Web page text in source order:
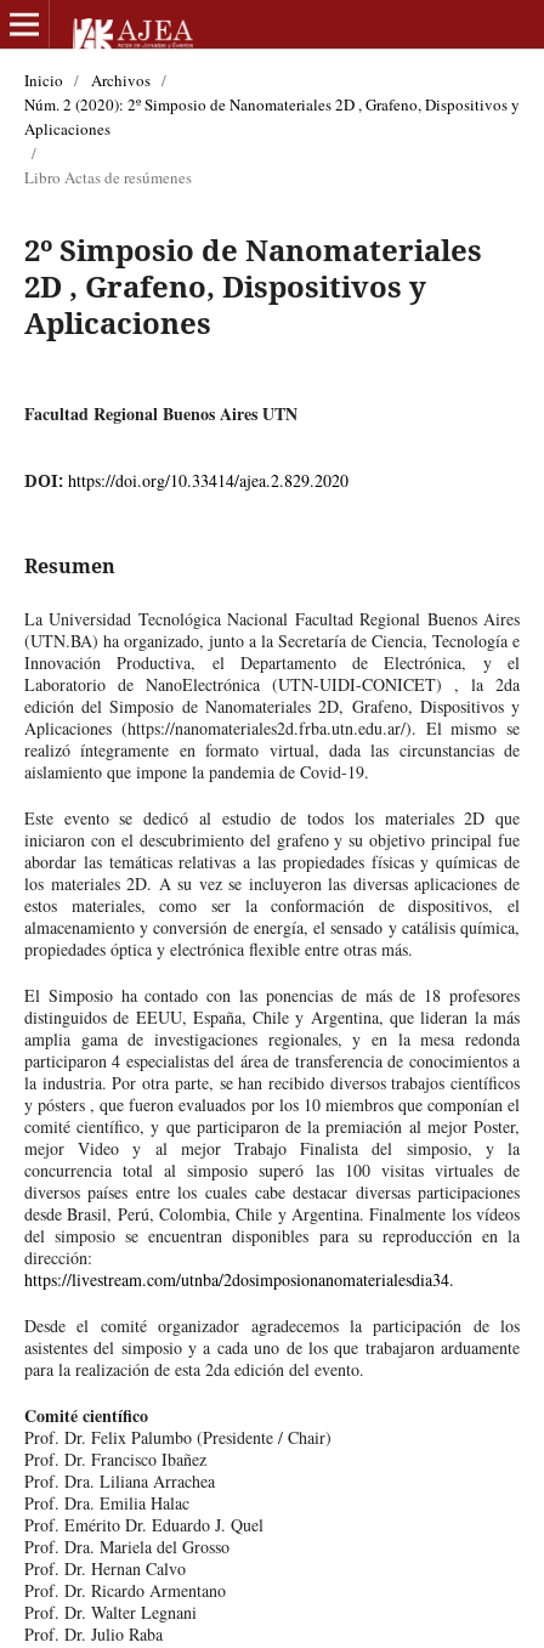
Inicio / Archivos /
Núm. 2 (2020): 2º Simposio de Nanomateriales 2D , Grafeno, Dispositivos y
Aplicaciones
/
Libro Actas de resúmenes
2º Simposio de Nanomateriales
2D , Grafeno, Dispositivos y
Aplicaciones
Facultad Regional Buenos Aires UTN
DOI: https://doi.org/10.33414/ajea.2.829.2020
Resumen
La Universidad Tecnológica Nacional Facultad Regional Buenos Aires
(UTN.BA) ha organizado, junto a la Secretaría de Ciencia, Tecnología e
Innovación Productiva, el Departamento de Electrónica, y el
Laboratorio de NanoElectrónica (UTN-UIDI-CONICET) , la 2da
edición del Simposio de Nanomateriales 2D, Grafeno, Dispositivos y
Aplicaciones (https://nanomateriales2d.frba.utn.edu.ar/). El mismo se
realizó íntegramente en formato virtual, dada las circunstancias de
aislamiento que impone la pandemia de Covid-19.
Este evento se dedicó al estudio de todos los materiales 2D que
iniciaron con el descubrimiento del grafeno y su objetivo principal fue
abordar las temáticas relativas a las propiedades físicas y químicas de
los materiales 2D. A su vez se incluyeron las diversas aplicaciones de
estos materiales, como ser la conformación de dispositivos, el
almacenamiento y conversión de energía, el sensado y catálisis química,
propiedades óptica y electrónica flexible entre otras más.
El Simposio ha contado con las ponencias de más de 18 profesores
distinguidos de EEUU, España, Chile y Argentina, que lideran la más
amplia gama de investigaciones regionales, y en la mesa redonda
participaron 4 especialistas del área de transferencia de conocimientos a
la industria. Por otra parte, se han recibido diversos trabajos científicos
y pósters , que fueron evaluados por los 10 miembros que componían el
comité científico, y que participaron de la premiación al mejor Poster,
mejor Video y al mejor Trabajo Finalista del simposio, y la
concurrencia total al simposio superó las 100 visitas virtuales de
diversos países entre los cuales cabe destacar diversas participaciones
desde Brasil, Perú, Colombia, Chile y Argentina. Finalmente los vídeos
del simposio se encuentran disponibles para su reproducción en la
dirección:
https://livestream.com/utnba/2dosimposionanomaterialesdia34.
Desde el comité organizador agradecemos la participación de los
asistentes del simposio y a cada uno de los que trabajaron arduamente
para la realización de esta 2da edición del evento.
Comité científico
Prof. Dr. Felix Palumbo (Presidente / Chair)
Prof. Dr. Francisco Ibañez
Prof. Dra. Liliana Arrachea
Prof. Dra. Emilia Halac
Prof. Emérito Dr. Eduardo J. Quel
Prof. Dra. Mariela del Grosso
Prof. Dr. Hernan Calvo
Prof. Dr. Ricardo Armentano
Prof. Dr. Walter Legnani
Prof. Dr. Julio Raba